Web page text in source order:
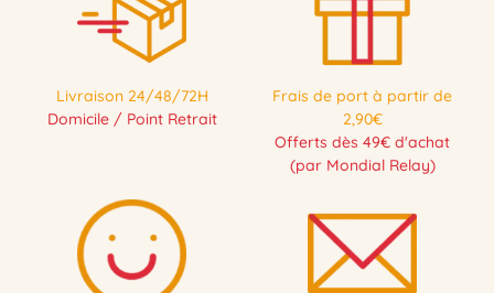
Livraison 24/48/72H
Domicile / Point Retrait
Frais de port à partir de
2,90€
Offerts dès 49€ d'achat
(par Mondial Relay)